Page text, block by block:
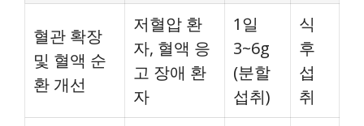
혈관 확장
및 혈액 순
환 개선
저혈압 환
자, 혈액 응
고 장애 환
자
1일
3~6g
(분할
섭취)
식
후
섭
취